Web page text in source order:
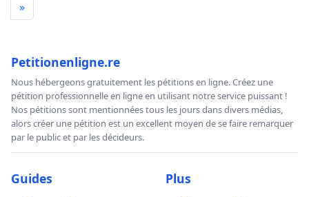
»
Petitionenligne.re
Nous hébergeons gratuitement les pétitions en ligne. Créez une
pétition professionnelle en ligne en utilisant notre service puissant !
Nos pétitions sont mentionnées tous les jours dans divers médias,
alors créer une pétition est un excellent moyen de se faire remarquer
par le public et par les décideurs.
Guides Plus